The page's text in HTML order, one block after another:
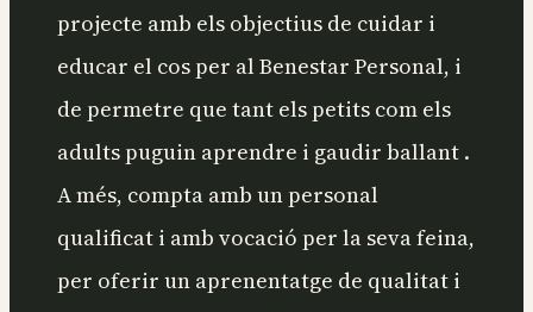
projecte amb els objectius de cuidar i
educar el cos per al Benestar Personal, i
de permetre que tant els petits com els
adults puguin aprendre i gaudir ballant .
A més, compta amb un personal
qualificat i amb vocació per la seva feina,
per oferir un aprenentatge de qualitat i